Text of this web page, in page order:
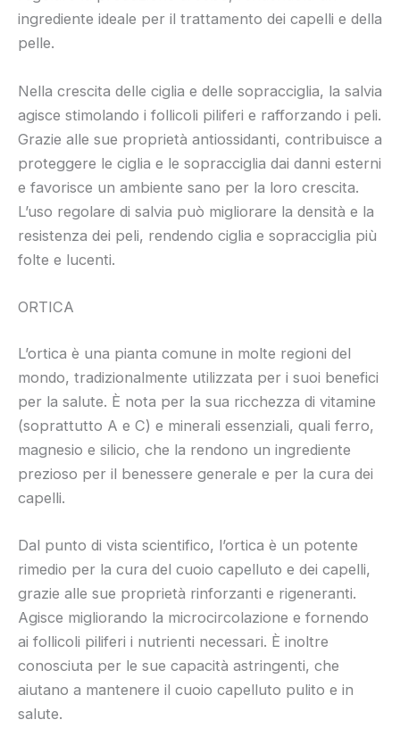
ingrediente ideale per il trattamento dei capelli e della
pelle.
Nella crescita delle ciglia e delle sopracciglia, la salvia
agisce stimolando i follicoli piliferi e rafforzando i peli.
Grazie alle sue proprietà antiossidanti, contribuisce a
proteggere le ciglia e le sopracciglia dai danni esterni
e favorisce un ambiente sano per la loro crescita.
L’uso regolare di salvia può migliorare la densità e la
resistenza dei peli, rendendo ciglia e sopracciglia più
folte e lucenti.
ORTICA
L’ortica è una pianta comune in molte regioni del
mondo, tradizionalmente utilizzata per i suoi benefici
per la salute. È nota per la sua ricchezza di vitamine
(soprattutto A e C) e minerali essenziali, quali ferro,
magnesio e silicio, che la rendono un ingrediente
prezioso per il benessere generale e per la cura dei
capelli.
Dal punto di vista scientifico, l’ortica è un potente
rimedio per la cura del cuoio capelluto e dei capelli,
grazie alle sue proprietà rinforzanti e rigeneranti.
Agisce migliorando la microcircolazione e fornendo
ai follicoli piliferi i nutrienti necessari. È inoltre
conosciuta per le sue capacità astringenti, che
aiutano a mantenere il cuoio capelluto pulito e in
salute.